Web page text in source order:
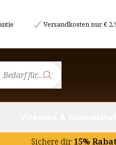
Versandkosten nur €
Sichere dir 15%